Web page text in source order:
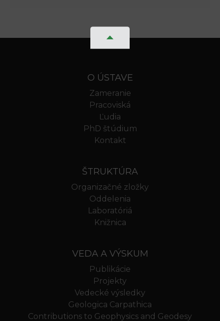
O ÚSTAVE
Zameranie
Pracoviská
Ľudia
PhD štúdium
Kontakt
ŠTRUKTÚRA
Organizačné zložky
Oddelenia
Laboratóriá
Knižnica
VEDA A VÝSKUM
Publikácie
Projekty
Vedecké výsledky
Geologica Carpathica
Contributions to Geophysics and Geodesy